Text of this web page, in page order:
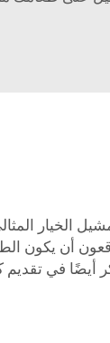
الخيار
أن يكون
أيضًا في تقديم